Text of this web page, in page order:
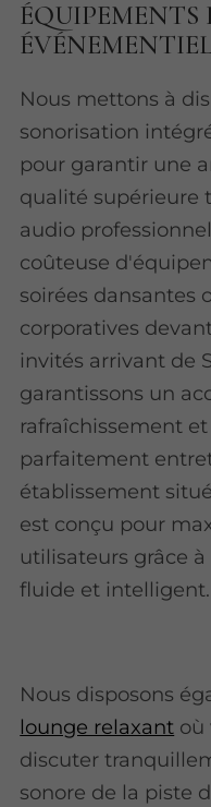
ÉQUIPEMENTS
Nous mettons à
sonorisation
pour garantir une
qualité supérieure
audio
coûteuse
soirées dansantes
corporatives
invités arrivant de
garantissons un
rafraîchissement
parfaitement
établissement
est conçu pour
utilisateurs grâce
fluide et intelligent.
Nous disposons
lounge relaxant où
discuter
sonore de la piste